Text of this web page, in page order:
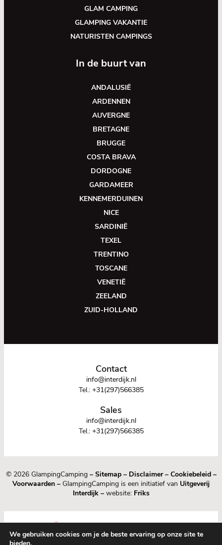
GLAM CAMPING
GLAMPING VAKANTIE
NATURISTEN CAMPINGS
In de buurt van
ANDALUSIË
ARDENNEN
AUVERGNE
BRETAGNE
BRUGGE
COSTA BRAVA
DORDOGNE
GARDAMEER
KENNEMERDUINEN
NICE
SARDINIË
TEXEL
TRENTINO
TOSCANE
VENETIË
ZEELAND
ZUID-HOLLAND
Contact
info@interdijk.nl
Tel.: +31(297)566385
Sales
info@interdijk.nl
Tel.: +31(297)566385
© 2026 GlampingCamping – Sitemap– Disclaimer– Cookiebeleid–
Voorwaarden – GlampingCamping is een initiatief van Uitgeverij
Interdijk–website: Friks
We gebruiken cookies om je de beste ervaring op onze site te